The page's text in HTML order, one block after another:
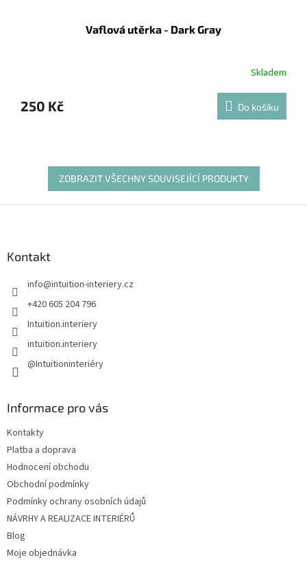
Vaflová utěrka - Dark Gray
Skladem
250 Kč Do košíku
ZOBRAZIT VŠECHNY SOUVISEJÍCÍ PRODUKTY
Kontakt
info@intuition-interiery.cz
+420 605 204 796
Intuition.interiery
intuition.interiery
@Intuitioninteriéry
Informace pro vás
Kontakty
Platba a doprava
Hodnocení obchodu
Obchodní podmínky
Podmínky ochrany osobních údajů
NÁVRHY A REALIZACE INTERIÉRŮ
Blog
Moje objednávka